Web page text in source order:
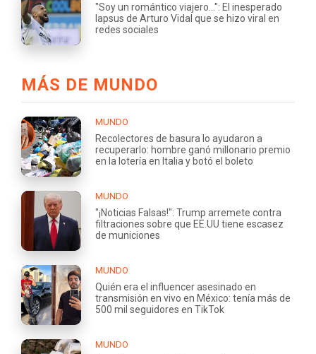
"Soy un romántico viajero...": El inesperado
lapsus de Arturo Vidal que se hizo viral en
redes sociales
MÁS DE MUNDO
MUNDO
Recolectores de basura lo ayudaron a
recuperarlo: hombre ganó millonario premio
en la lotería en Italia y botó el boleto
MUNDO
"¡Noticias Falsas!": Trump arremete contra
filtraciones sobre que EE.UU tiene escasez
de municiones
MUNDO
Quién era el influencer asesinado en
transmisión en vivo en México: tenía más de
500 mil seguidores en TikTok
MUNDO